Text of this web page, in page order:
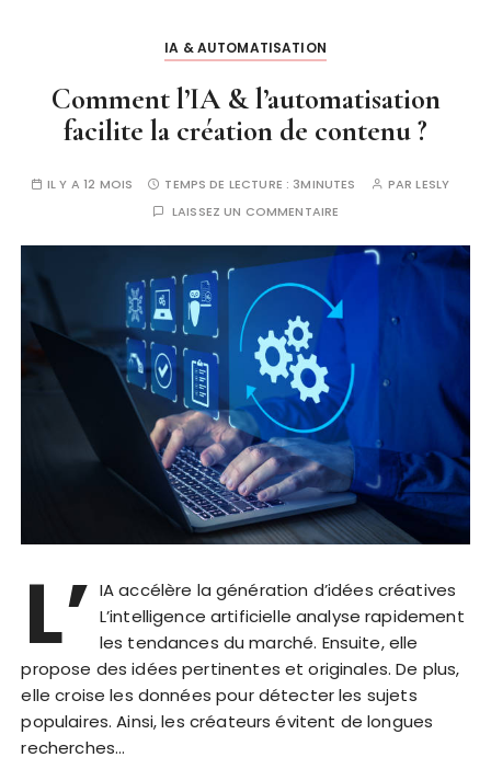
IA & AUTOMATISATION
Comment l’IA & l’automatisation
facilite la création de contenu ?
IL Y A 12 MOIS TEMPS DE LECTURE : 3MINUTES PARLESLY
LAISSEZ UN COMMENTAIRE
L’ IA accélère la génération d’idées créatives
L’intelligence artificielle analyse rapidement
les tendances du marché. Ensuite, elle
propose des idées pertinentes et originales. De plus,
elle croise les données pour détecter les sujets
populaires. Ainsi, les créateurs évitent de longues
recherches…